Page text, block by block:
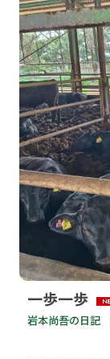
一歩一歩
岩本尚吾の日記